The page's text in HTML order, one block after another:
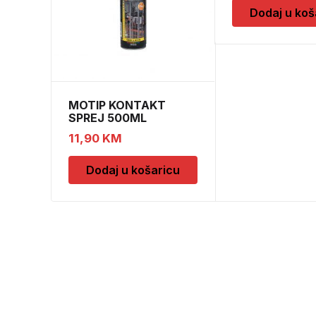
MOTIP KONTAKT
SPREJ 500ML
M090505
11,90 KM
Dodaj u košaricu
Dodaj u